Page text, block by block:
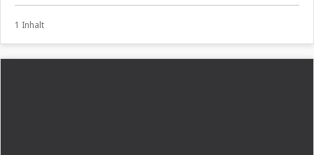
1 Inhalt